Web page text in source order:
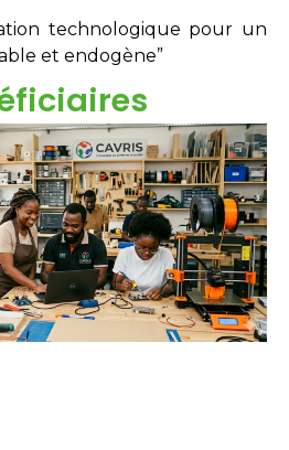
technologique pour un
et endogène”
Doctorants
Chercheurs
acteurs sociaux.